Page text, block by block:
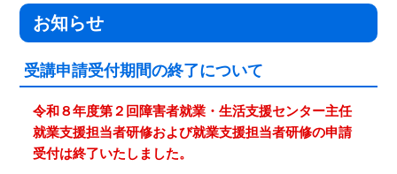
お知らせ
受講申請受付期間の終了について
令和８年度第２回障害者就業・生活支援センター主任
就業支援担当者研修および就業支援担当者研修の申請
受付は終了いたしました。